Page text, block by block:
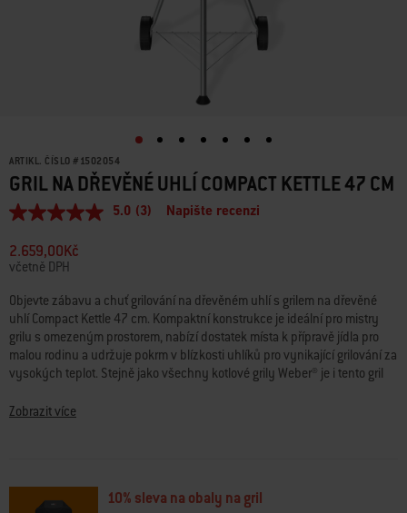
ARTIKL. ČÍSLO # 1502054
GRIL NA DŘEVĚNÉ UHLÍ COMPACT KETTLE 47 CM
Průměrné
5.0
z
5
hvězdiček.
Read
3
Reviews.
Stejný
odkaz
na
5.0 (3) Napište recenzi
2.659,00Kč
včetně DPH
Objevte zábavu a chuť grilování na dřevěném uhlí s grilem na dřevěné
uhlí Compact Kettle 47 cm. Kompaktní konstrukce je ideální pro mistry
grilu s omezeným prostorem, nabízí dostatek místa k přípravě jídla pro
malou rodinu a udržuje pokrm v blízkosti uhlíků pro vynikající grilování za
vysokých teplot. Stejně jako všechny kotlové grily Weber® je i tento gril
grilovací kotel, které zadržují teplo a jsou odolné vůči korozi, odlupování a
zde nejen proto, aby grilovaly, ale také proto, aby vytvářely vzpomínky.
Zobrazit více
10% sleva na obaly na gril